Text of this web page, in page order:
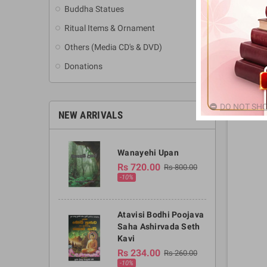
Buddha Statues
Ritual Items & Ornament
Others (Media CD's & DVD)
Donations
NEW ARRIVALS
Wanayehi Upan
Rs 720.00 Rs 800.00
-10%
Atavisi Bodhi Poojava
Saha Ashirvada Seth
Kavi
Rs 234.00 Rs 260.00
-10%
DO NOT